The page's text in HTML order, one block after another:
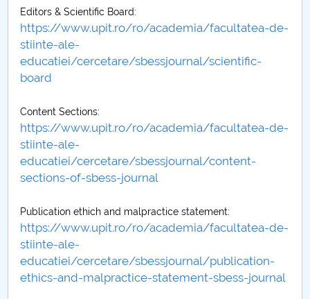
IOSUD/CSUD-Doctorate
Comisie de etica unversitară
Accesibilitate pentru studenții cu dizabilități
Raportul Conducerii Centrului Universitar Pitești
privind implementarea Planului Operațional 2020-
Parteneri CUP
Centrul de Consiliere și Orientare în Carieră
Editors & Scientific Board:
https://www.upit.ro/ro/academia/facultatea-de-
stiinte-ale-
educatiei/cercetare/sbessjournal/scientific-
board
Content Sections:
https://www.upit.ro/ro/academia/facultatea-de-
stiinte-ale-
educatiei/cercetare/sbessjournal/content-
sections-of-sbess-journal
Publication ethich and malpractice statement:
https://www.upit.ro/ro/academia/facultatea-de-
stiinte-ale-
educatiei/cercetare/sbessjournal/publication-
ethics-and-malpractice-statement-sbess-journal